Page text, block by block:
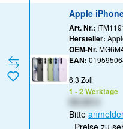
Apple
Art. Nr.:
Hersteller:
OEM-Nr.
EAN:
6,3 Zoll
1 - 2 Werktage
Bitte
Preise zu